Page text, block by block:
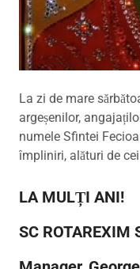
La zi de mare
argeșenilor,
numele Sfintei
împliniri, alături de
LA MULȚI ANI!
SC ROTAREXIM